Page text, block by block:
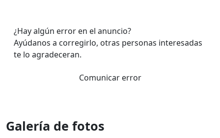
¿Hay algún error en el anuncio?
Ayúdanos a corregirlo, otras personas interesadas
te lo agradeceran.
Comunicar error
Galería de fotos